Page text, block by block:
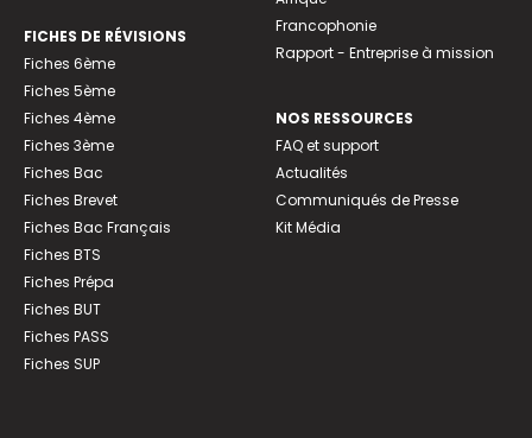
FICHES DE RÉVISIONS
Fiches 6ème
Fiches 5ème
Fiches 4ème
Fiches 3ème
Fiches Bac
Fiches Brevet
Fiches Bac Français
Fiches BTS
Fiches Prépa
Fiches BUT
Fiches PASS
Fiches SUP
Francophonie
Rapport - Entreprise à mission
NOS RESSOURCES
FAQ et support
Actualités
Communiqués de Presse
Kit Média